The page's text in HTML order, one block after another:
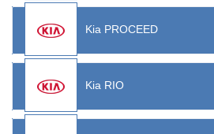
Kia PROCEED
Kia RIO